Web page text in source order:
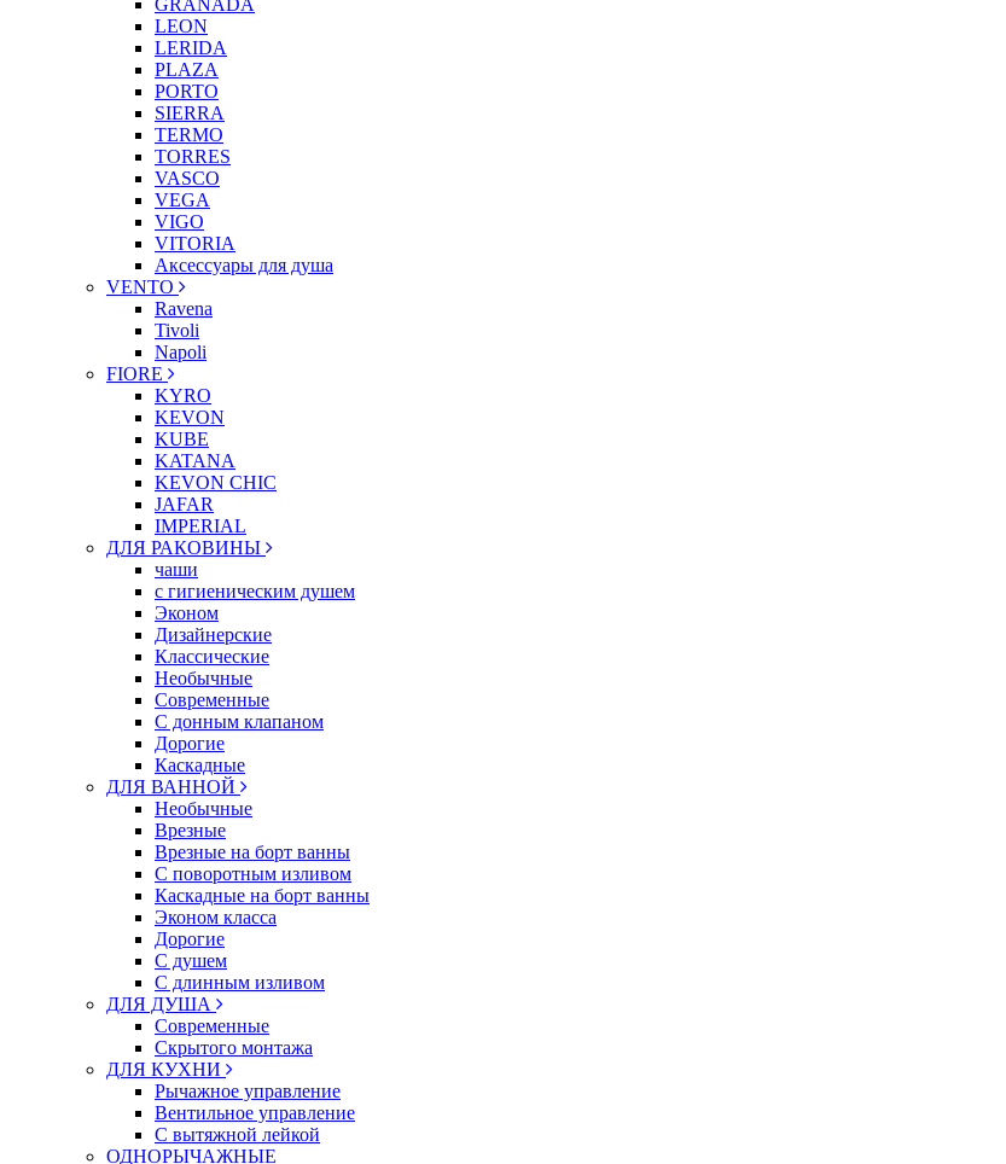
GRANADA
LEON
LERIDA
PLAZA
PORTO
SIERRA
TERMO
TORRES
VASCO
VEGA
VIGO
VITORIA
Аксессуары для душа
VENTO
Ravena
Tivoli
Napoli
FIORE
KYRO
KEVON
KUBE
KATANA
KEVON CHIC
JAFAR
IMPERIAL
ДЛЯ РАКОВИНЫ
чаши
с гигиеническим душем
Эконом
Дизайнерские
Классические
Необычные
Современные
С донным клапаном
Дорогие
Каскадные
ДЛЯ ВАННОЙ
Необычные
Врезные
Врезные на борт ванны
С поворотным изливом
Каскадные на борт ванны
Эконом класса
Дорогие
С душем
C длинным изливом
ДЛЯ ДУША
Современные
Скрытого монтажа
ДЛЯ КУХНИ
Рычажное управление
Вентильное управление
С вытяжной лейкой
ОДНОРЫЧАЖНЫЕ